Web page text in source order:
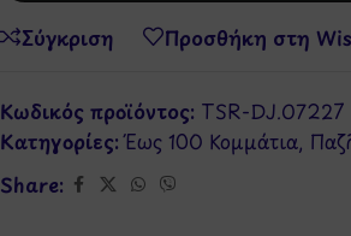
Σύγκριση Προσθήκη στη
Κωδικός προϊόντος: TSR-DJ.07227
Κατηγορίες: Έως 100 Κομμάτια,
Share: